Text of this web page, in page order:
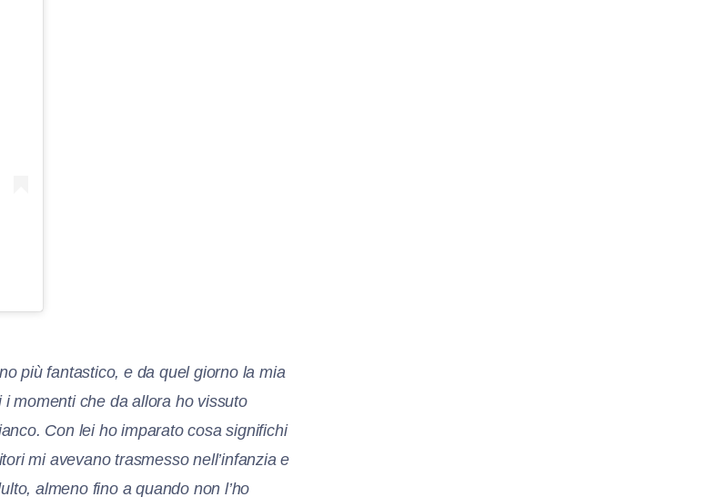
più fantastico, e da quel giorno la mia
momenti che da allora ho vissuto
Con lei ho imparato cosa significhi
mi avevano trasmesso nell’infanzia e
almeno fino a quando non l’ho